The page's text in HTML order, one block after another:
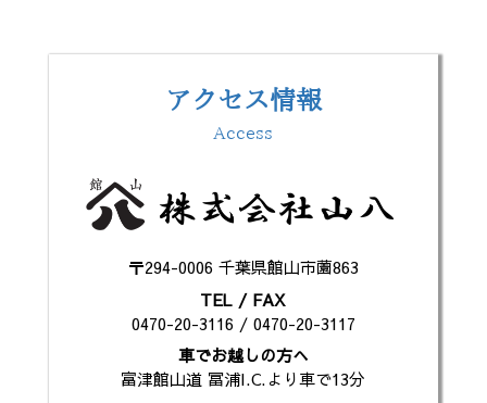
アクセス情報
Access
〒294-0006 千葉県館山市薗863
TEL / FAX
0470-20-3116 / 0470-20-3117
車でお越しの方へ
富津館山道 冨浦I.C.より車で13分